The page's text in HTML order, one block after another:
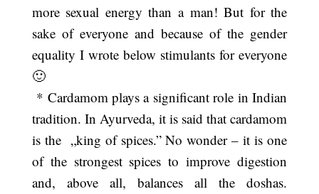
more sexual energy than a man! But for the
sake of everyone and because of the gender
equality I wrote below stimulants for everyone
🙂
* Cardamom plays a significant role in Indian
tradition. In Ayurveda, it is said that cardamom
is the „king of spices.” No wonder – it is one
of the strongest spices to improve digestion
and, above all, balances all the doshas.